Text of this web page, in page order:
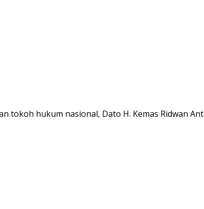
tokoh hukum nasional, Dato H. Kemas Ridwan